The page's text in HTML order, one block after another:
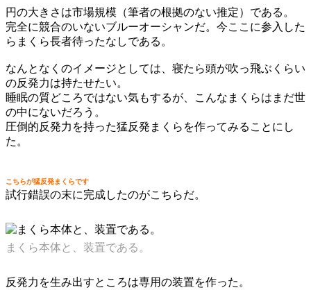
円の大きさは市場規模（筆者の根拠のない推定）である。
完全に競合のいないブルーオーシャンだ。今ここに参入した
らまくら長者待ったなしである。
なんとなくのイメージとしては、寝たら頭が吹っ飛ぶくらい
の反発力は持たせたい。
睡眠の質どころではない気もするが、こんなまくらはまだ世
の中にないだろう。
圧倒的反発力を持った猛反発まくらを作ってみることにし
た。
こちらが猛反発まくらです
試行錯誤の末に完成したのがこちらだ。
まくら本体と、装置である。
反発力を生み出すところは専用の装置を作った。